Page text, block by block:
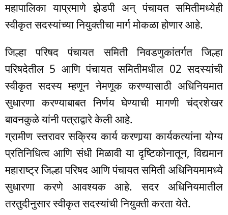
महापालिका याप्रमाणे झेडपी अन् पंचायत समितीमध्येही
स्वीकृत सदस्यांच्या नियुक्तीचा मार्ग मोकळा होणार आहे.
जिल्हा परिषद पंचायत समिती निवडणुकांतर्गत जिल्हा
परिषदेतील 5 आणि पंचायत समितीमधील 02 सदस्यांची
स्वीकृत सदस्य म्हणून नेमणूक करण्यासाठी अधिनियमात
सुधारणा करण्याबाबत निर्णय घेण्याची मागणी चंद्रशेखर
बावनकुळे यांनी पत्राद्वारे केली आहे.
ग्रामीण स्तरावर सक्रिय कार्य करणार्‍या कार्यकत्यांना योग्य
प्रतिनिधित्व आणि संधी मिळावी या दृष्टिकोनातून, विद्यमान
महाराष्ट्र जिल्हा परिषद आणि पंचायत समिती अधिनियमामध्ये
सुधारणा करणे आवश्यक आहे. सदर अधिनियमातील
तरतुदीनुसार स्वीकृत सदस्यांची नियुक्ती करता येते.